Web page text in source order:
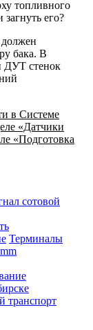
топливного
его?
бака. В
ДУТ стенок
в Системе
«Датчики
«Подготовка
сотовой
Терминалы
транспорт